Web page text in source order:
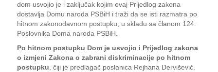
dom usvojio je i zaključak kojim ovaj Prijedlog zakona
dostavlja Domu naroda PSBiH i traži da se isti razmatra po
hitnom zakonodavnom postupku, u skladu sa članom 124.
Poslovnika Doma naroda PSBiH.
Po hitnom postupku Dom je usvojio i Prijedlog zakona
o izmjeni Zakona o zabrani diskriminacije po hitnom
postupku , čiji je predlagač poslanica Rejhana Dervišević.